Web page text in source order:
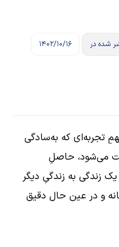
شده در ۱۴۰۲/۱۰/۱۶
تجربه‌ای که به‌سادگی
می‌شود، حاصلِ
زندگی به زندگیِ دیگر
و در عین حال دقیق